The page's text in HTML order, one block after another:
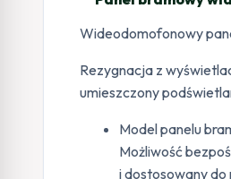
Wideodomofonowy
Rezygnacja z
umieszczony
Model panelu
Możliwość
i dostosowany